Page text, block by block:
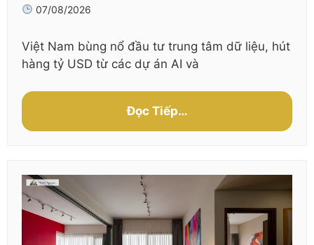
07/08/2026
Việt Nam bùng nổ đầu tư trung tâm dữ liệu, hút
hàng tỷ USD từ các dự án AI và
Đọc Tiếp…